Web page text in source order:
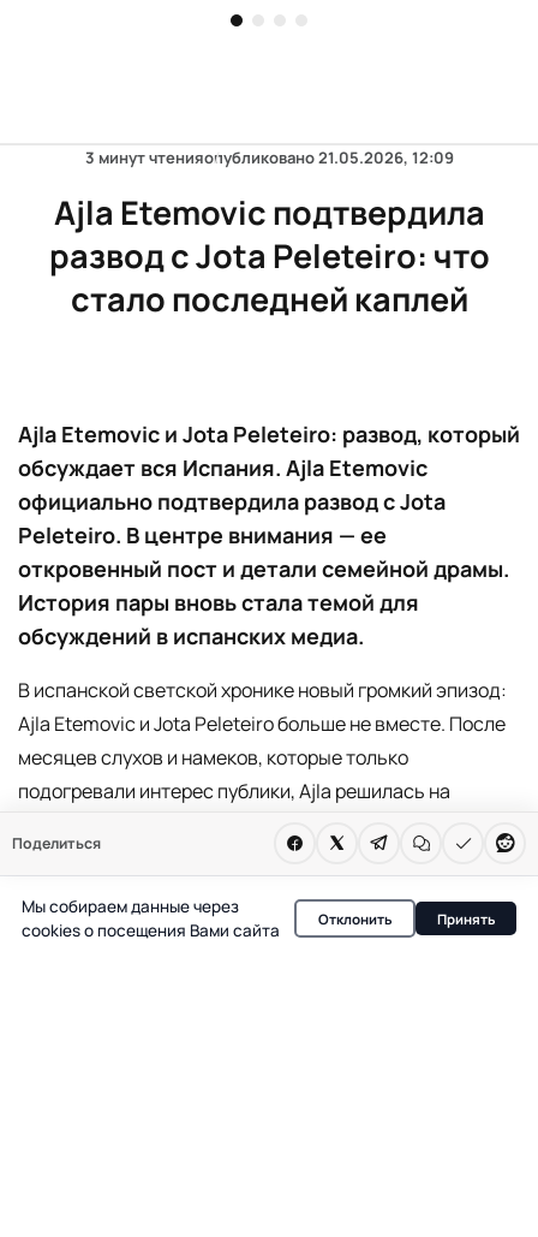
Поделиться
3 минут чтенияопубликовано21.05.2026, 12:09
Ajla Etemovic подтвердила
развод с Jota Peleteiro: что
стало последней каплей
Ajla Etemovic и Jota Peleteiro: развод, который
обсуждает вся Испания. Ajla Etemovic
официально подтвердила развод с Jota
Peleteiro. В центре внимания — ее
откровенный пост и детали семейной драмы.
История пары вновь стала темой для
обсуждений в испанских медиа.
В испанской светской хронике новый громкий эпизод:
Ajla Etemovic и Jota Peleteiro больше не вместе. После
месяцев слухов и намеков, которые только
подогревали интерес публики, Ajla решилась на
футболистом. Ее короткое, но емкое сообщение в
обсуждали не только поклонники пары, но и ведущие
Мы собираем данные через
cookies о посещения Вами сайта
Отклонить Принять